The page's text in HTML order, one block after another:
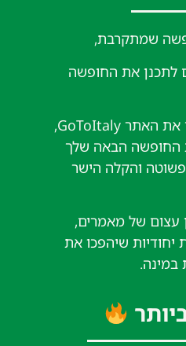
שמתקרבת,
לתכנן את החופשה
זו הסיבה שהקמנו עבורך את האתר GoToItaly,
החופשה הבאה שלך
והקלה הישר
עצום של מאמרים,
יחודיות שיהפכו את